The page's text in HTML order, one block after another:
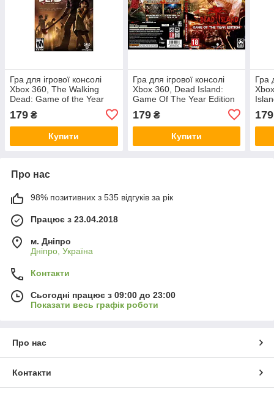
Гра для ігрової консолі
Xbox 360, The Walking
Dead: Game of the Year
179 ₴
Купити
Гра для ігрової консолі
Xbox 360, Dead Island:
Game Of The Year Edition
179₴
Купити
Гра
179
Про нас
98% позитивних з 535 відгуків за рік
Працює з 23.04.2018
м. Дніпро
Дніпро, Україна
Контакти
Сьогодні працює з 09:00 до 23:00
Показати весь графік роботи
Про нас
Контакти